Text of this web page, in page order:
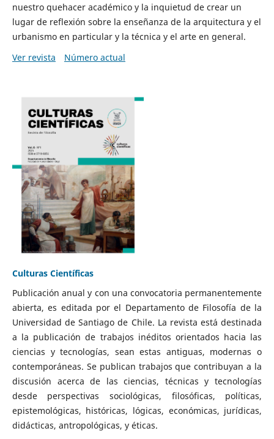
nuestro quehacer académico y la inquietud de crear un
lugar de reflexión sobre la enseñanza de la arquitectura y el
urbanismo en particular y la técnica y el arte en general.
Ver revista
Número actual
Culturas Científicas
Publicación anual y con una convocatoria permanentemente
abierta, es editada por el Departamento de Filosofía de la
Universidad de Santiago de Chile. La revista está destinada
a la publicación de trabajos inéditos orientados hacia las
ciencias y tecnologías, sean estas antiguas, modernas o
contemporáneas. Se publican trabajos que contribuyan a la
discusión acerca de las ciencias, técnicas y tecnologías
desde perspectivas sociológicas, filosóficas, políticas,
epistemológicas, históricas, lógicas, económicas, jurídicas,
didácticas, antropológicas, y éticas.